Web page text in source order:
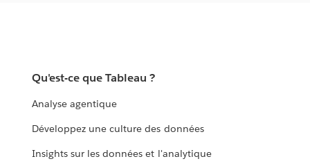
Qu'est-ce que Tableau ?
Analyse agentique
Développez une culture des données
Insights sur les données et l'analytique